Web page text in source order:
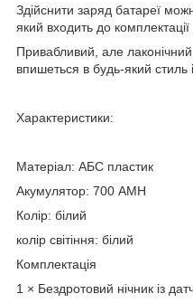
Здійснити заряд батареї
який входить до комплектації
Привабливий, але
впишеться в будь-який стиль
Характеристики:
Матеріал: АБС пластик
Акумулятор: 700 AMH
Колір: білий
колір світіння: білий
Комплектація
1 × Бездротовий нічник із